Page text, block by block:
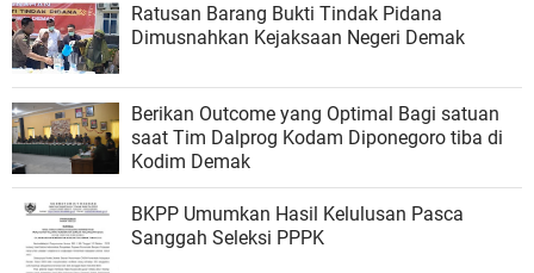
Ratusan Barang Bukti Tindak Pidana
Dimusnahkan Kejaksaan Negeri Demak
Berikan Outcome yang Optimal Bagi satuan
saat Tim Dalprog Kodam Diponegoro tiba di
Kodim Demak
BKPP Umumkan Hasil Kelulusan Pasca
Sanggah Seleksi PPPK